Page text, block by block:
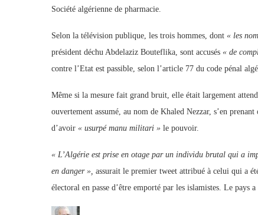
Société algérienne de pharmacie.
Selon la télévision publique, les trois hommes, dont « les
président déchu Abdelaziz Bouteflika, sont accusés « de
contre l’Etat est passible, selon l’article 77 du code pénal
Même si la mesure fait grand bruit, elle était largement
ouvertement assumé, au nom de Khaled Nezzar, s’en
d’avoir « usurpé manu militari » le pouvoir.
« L’Algérie est prise en otage par un individu brutal qui a
en danger », assurait le premier tweet attribué à celui qui a
électoral en passe d’être emporté par les islamistes. Le pays